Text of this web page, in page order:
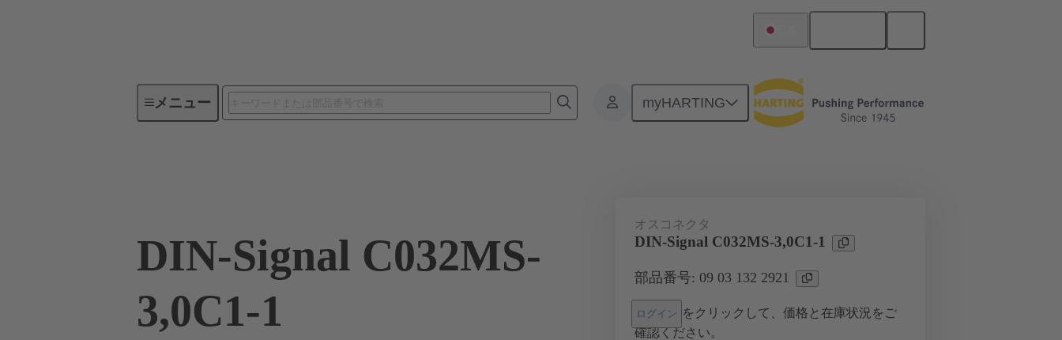
メニュー myHARTING
デバイスコネクティビティ マザーボード ツー ドーターカード接続
DIN-Signal C032MS-
3,0C1-1
オスコネクタ
DIN-Signal C032MS-3,0C1-1
部品番号: 09 03 132 2921
ログイン をクリックして、価格と在庫状況をご
確認ください。